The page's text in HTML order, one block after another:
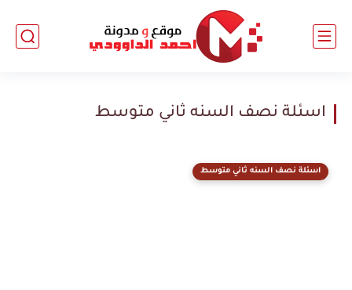
اسئلة نصف السنه ثاني متوسط
اسئلة نصف السنه ثاني متوسط